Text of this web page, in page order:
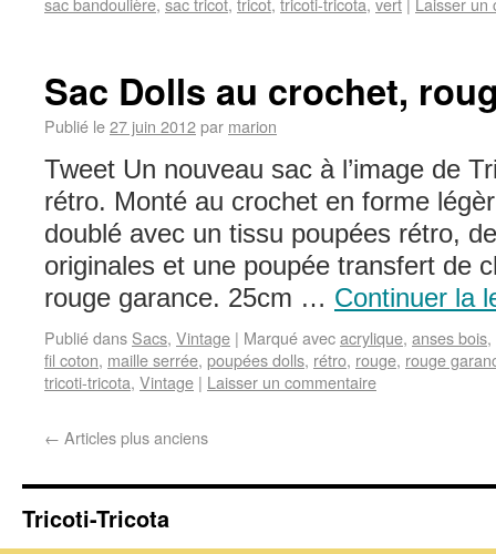
Sac Dolls au crochet,
Publié le27 juin 2012par marion
Tweet Un nouveau sac à l’image de
rétro. Monté au crochet en forme
doublé avec un tissu poupées rétro,
originales et une poupée transfert de
rouge garance. 25cm … Continuer la
Publié dans Sacs, Vintage | Marqué avecacrylique, anses bois,
fil coton, maille serrée, poupées dolls, rétro, rouge, rouge
tricoti-tricota, Vintage | Laisser un commentaire
← Articles plus anciens
Tricoti-Tricota